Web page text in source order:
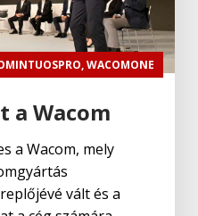
,WACOMONE
a Wacom
a Wacom, mely
vált és a